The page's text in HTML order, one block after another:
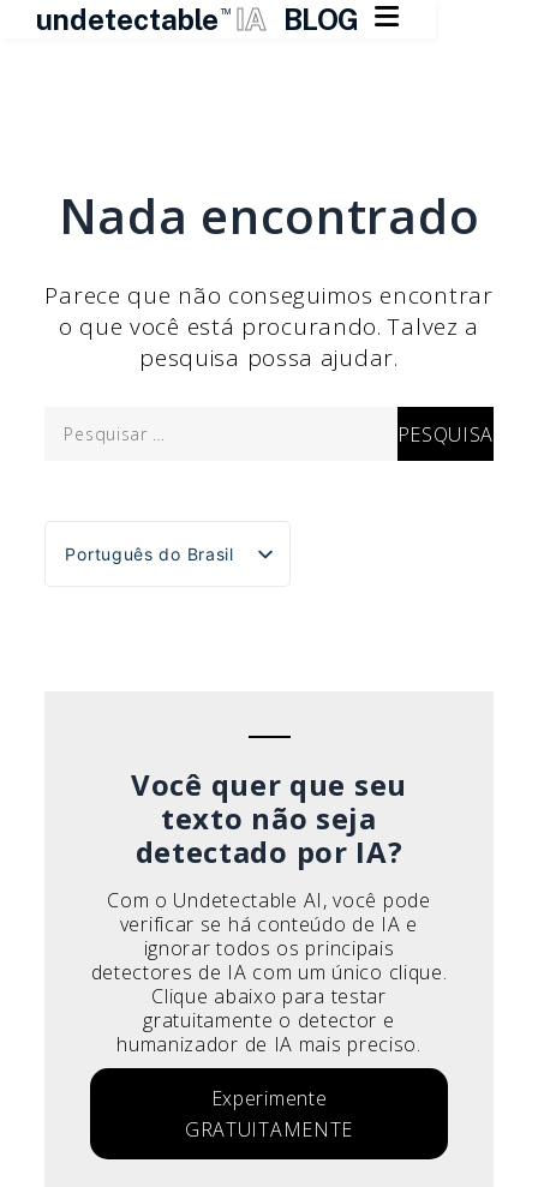
undetectable TM IA BLOG 
conteúdoNada encontrado
Parece que não conseguimos encontrar
o que você está procurando. Talvez a
pesquisa possa ajudar.
Pesquisar
Português do Brasil
English
Você quer que seu
texto não seja
detectado por IA?
Com o Undetectable AI, você pode
verificar se há conteúdo de IA e
ignorar todos os principais
detectores de IA com um único clique.
Clique abaixo para testar
gratuitamente o detector e
humanizador de IA mais preciso.
Experimente
GRATUITAMENTE